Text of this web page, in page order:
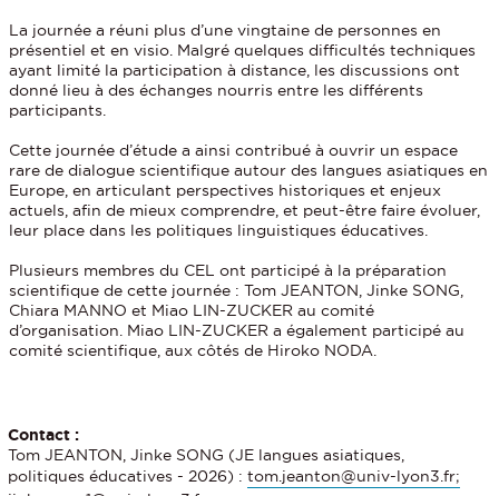
La journée a réuni plus d’une vingtaine de personnes en
présentiel et en visio. Malgré quelques difficultés techniques
ayant limité la participation à distance, les discussions ont
donné lieu à des échanges nourris entre les différents
participants.
Cette journée d’étude a ainsi contribué à ouvrir un espace
rare de dialogue scientifique autour des langues asiatiques en
Europe, en articulant perspectives historiques et enjeux
actuels, afin de mieux comprendre, et peut-être faire évoluer,
leur place dans les politiques linguistiques éducatives.
Plusieurs membres du CEL ont participé à la préparation
scientifique de cette journée : Tom JEANTON, Jinke SONG,
Chiara MANNO et Miao LIN-ZUCKER au comité
d’organisation. Miao LIN-ZUCKER a également participé au
comité scientifique, aux côtés de Hiroko NODA.
Contact :
Tom JEANTON, Jinke SONG (JE langues asiatiques,
politiques éducatives - 2026) : tom.jeanton@univ-lyon3.fr;